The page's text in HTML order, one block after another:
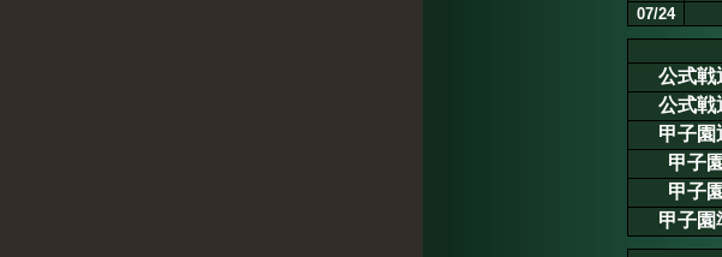
07/24
公式戦
公式戦
甲子園
甲子
甲子
甲子園